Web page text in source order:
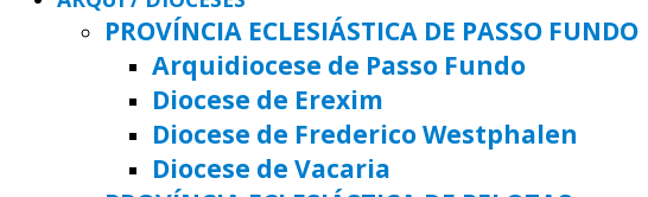
PROVÍNCIA ECLESIÁSTICA DE PASSO FUNDO
Arquidiocese de Passo Fundo
Diocese de Erexim
Diocese de Frederico Westphalen
Diocese de Vacaria